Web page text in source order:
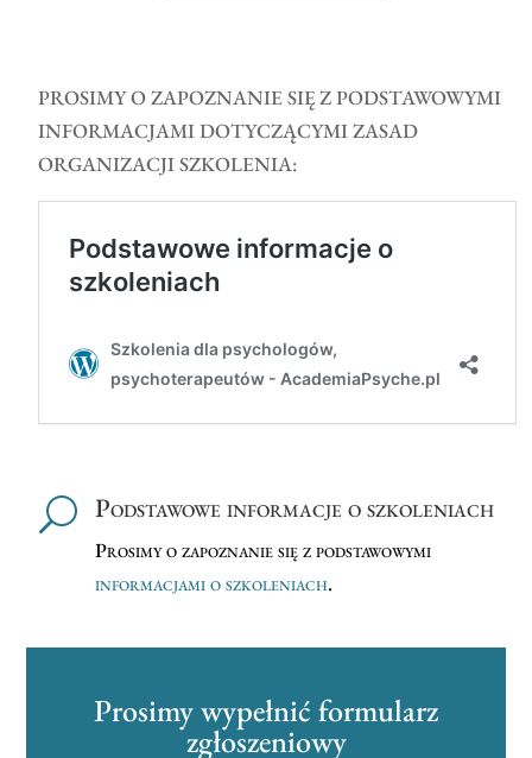
PROSIMY O ZAPOZNANIE SIĘ Z PODSTAWOWYMI
INFORMACJAMI DOTYCZĄCYMI ZASAD
ORGANIZACJI SZKOLENIA:
U Podstawowe informacje o szkoleniach
Prosimy o zapoznanie się z podstawowymi
informacjami o szkoleniach.
Prosimy wypełnić formularz
zgłoszeniowy